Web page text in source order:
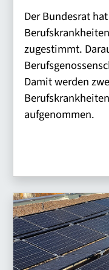
Der Bundesrat
zugestimmt.
Damit werden
aufgenommen.